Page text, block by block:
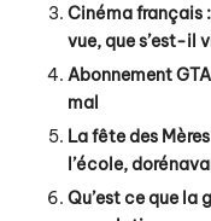
Cinéma français
vue, que s’est-il
Abonnement
mal
La fête des
l’école,
Qu’est ce que la